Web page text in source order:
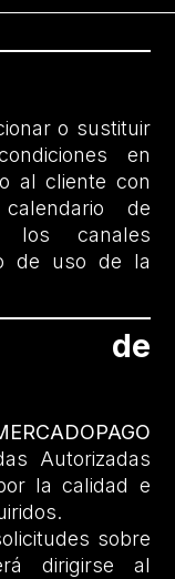
o sustituir
en
al cliente con
de
los canales
de uso de la
de
Autorizadas
la calidad e
sobre
dirigirse al